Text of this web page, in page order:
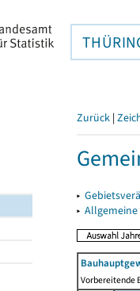
Zurück |
▸
▸
Vorbereitende